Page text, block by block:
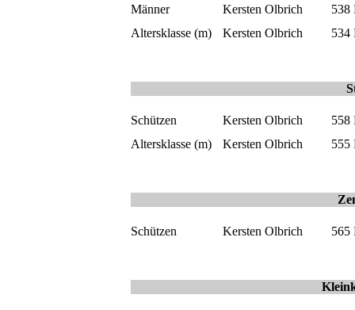
Männer
Kersten Olbrich
538
Altersklasse (m)
Kersten Olbrich 534
Schützen Kersten Olbrich
558
Altersklasse (m)
Kersten Olbrich 555
Schützen Kersten Olbrich 565